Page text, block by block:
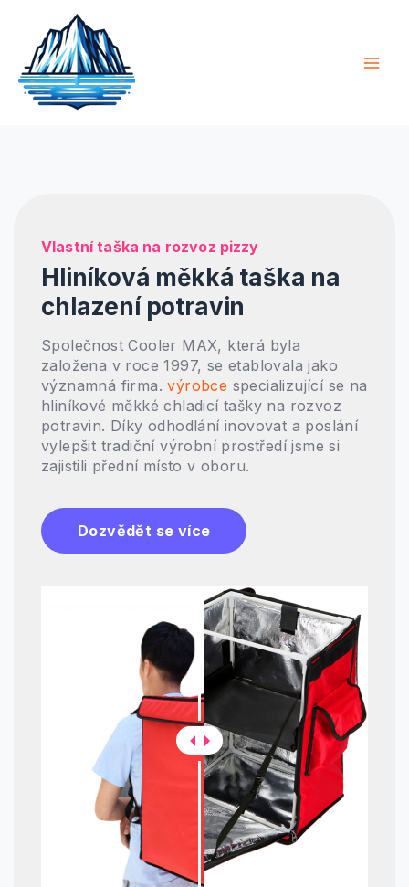
obsah
Vlastní taška na rozvoz pizzy
Hliníková měkká taška na
chlazení potravin
Společnost Cooler MAX, která byla
založena v roce 1997, se etablovala jako
významná firma.výrobce specializující se na
hliníkové měkké chladicí tašky na rozvoz
potravin. Díky odhodlání inovovat a poslání
vylepšit tradiční výrobní prostředí jsme si
zajistili přední místo v oboru.
Dozvědět se více